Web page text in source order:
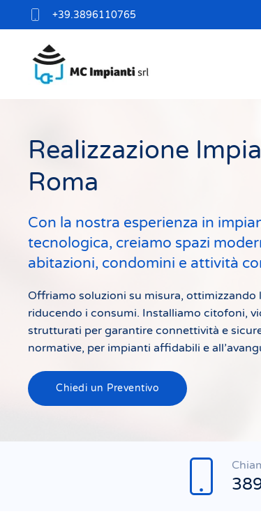
to
main
+39.3896110765
Realizzazione
Roma
Con la nostra esperienza in
tecnologica, creiamo spazi
abitazioni, condomini e attività
Offriamo soluzioni su misura, ottimizzando
riducendo i consumi. Installiamo citofoni,
strutturati per garantire connettività e
normative, per impianti affidabili e
Chiedi un Preventivo